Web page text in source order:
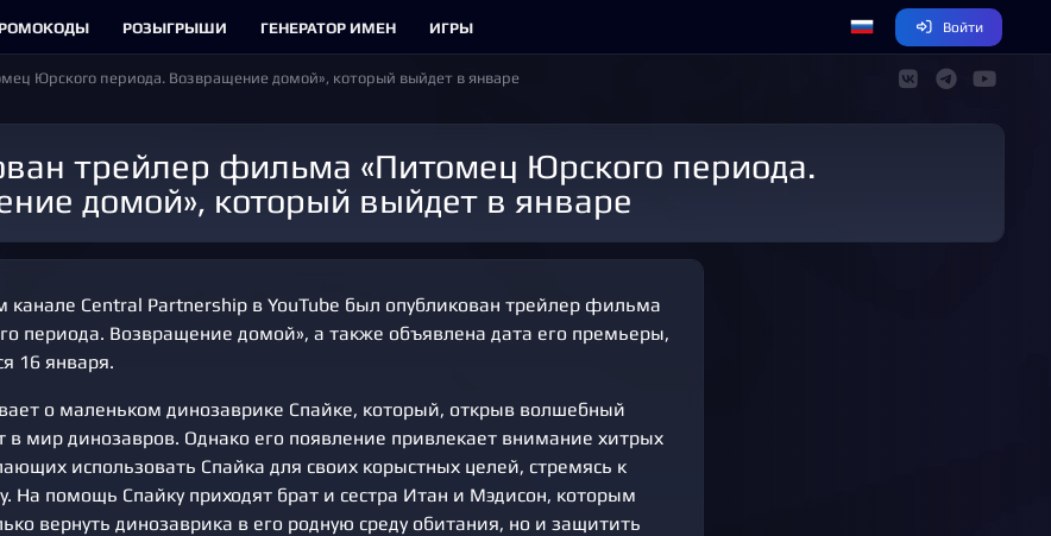
РОЗЫГРЫШИ ГЕНЕРАТОР ИМЕН ИГРЫ Войти
Юрского периода. Возвращение домой», который выйдет в январе
домой», который выйдет в январе
Central Partnership в YouTube был опубликован трейлер фильма
периода. Возвращение домой», а также объявлена дата его премьеры,
16 января.
о маленьком динозаврике Спайке, который, открыв волшебный
в мир динозавров. Однако его появление привлекает внимание хитрых
использовать Спайка для своих корыстных целей, стремясь к
На помощь Спайку приходят брат и сестра Итан и Мэдисон, которым
вернуть динозаврика в его родную среду обитания, но и защитить